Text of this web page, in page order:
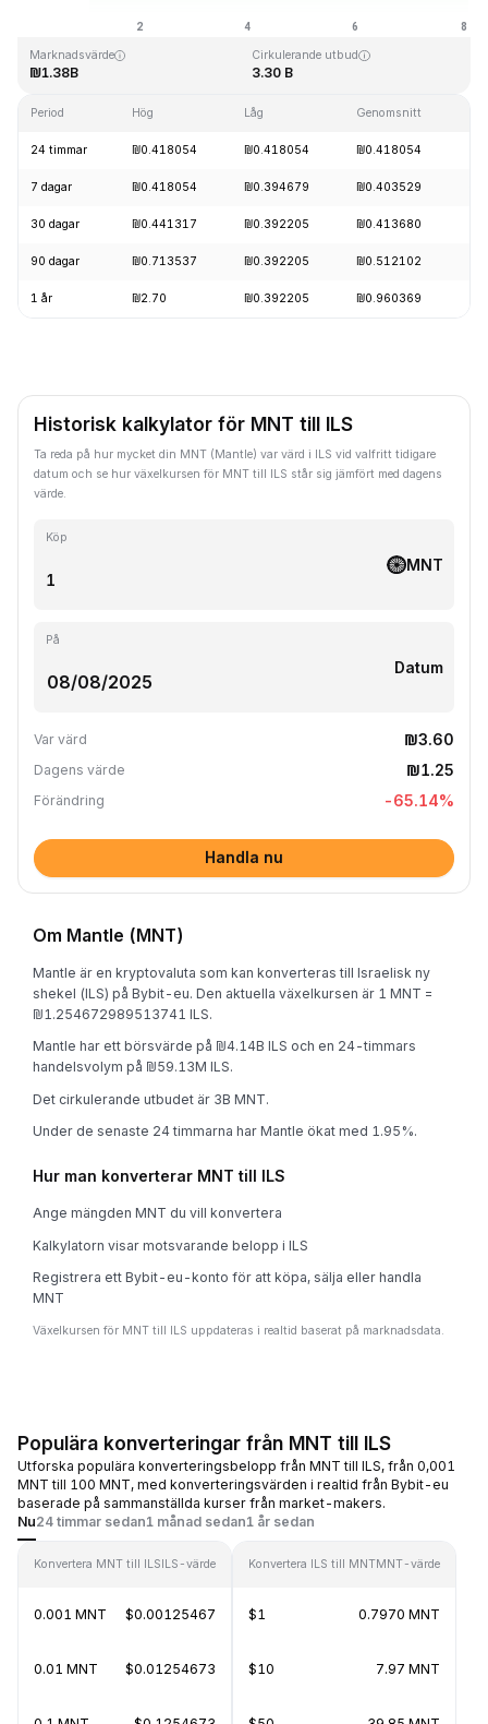
Marknadsvärde
₪1.38B
Cirkulerande utbud
3.30 B
Period Hög Låg Genomsnitt
24 timmar ₪0.418054 ₪0.418054 ₪0.418054
7 dagar ₪0.418054 ₪0.394679 ₪0.403529
30 dagar ₪0.441317 ₪0.392205 ₪0.413680
90 dagar ₪0.713537 ₪0.392205 ₪0.512102
1 år ₪2.70 ₪0.392205 ₪0.960369
Historisk kalkylator för MNT till ILS
Ta reda på hur mycket din MNT (Mantle) var värd i ILS vid valfritt tidigare
datum och se hur växelkursen för MNT till ILS står sig jämfört med dagens
värde.
Köp
MNT
På
Datum
Var värd ₪3.60
Dagens värde ₪1.25
Förändring -65.14%
Handla nu
Om Mantle (MNT)
Mantle är en kryptovaluta som kan konverteras till Israelisk ny
shekel (ILS) på Bybit-eu. Den aktuella växelkursen är 1 MNT =
₪1.254672989513741 ILS.
Mantle har ett börsvärde på ₪4.14B ILS och en 24-timmars
handelsvolym på ₪59.13M ILS.
Det cirkulerande utbudet är 3B MNT.
Under de senaste 24 timmarna har Mantle ökat med 1.95%.
Hur man konverterar MNT till ILS
Ange mängden MNT du vill konvertera
Kalkylatorn visar motsvarande belopp i ILS
Registrera ett Bybit-eu-konto för att köpa, sälja eller handla
MNT
Växelkursen för MNT till ILS uppdateras i realtid baserat på marknadsdata.
Populära konverteringar från MNT till ILS
Utforska populära konverteringsbelopp från MNT till ILS, från 0,001
MNT till 100 MNT, med konverteringsvärden i realtid från Bybit-eu
baserade på sammanställda kurser från market-makers.
Nu24 timmar sedan1 månad sedan1 år sedan
Konvertera MNT till ILSILS-värde
0.001 MNT $0.00125467
0.01 MNT $0.01254673
Konvertera ILS till MNTMNT-värde
$1 0.7970 MNT
$10 7.97 MNT